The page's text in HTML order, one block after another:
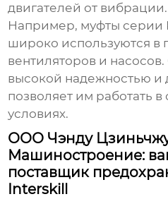
двигателей от вибрации.
Например, муфты серии
широко используются в
вентиляторов и
высокой надежностью и
позволяет им работать
условиях.
ООО Чэнду
Машиностроение:
поставщик
Interskill